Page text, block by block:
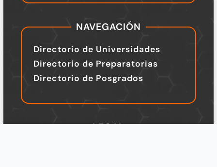
NAVEGACIÓN
Directorio de Universidades
Directorio de Preparatorias
Directorio de Posgrados
LEGAL